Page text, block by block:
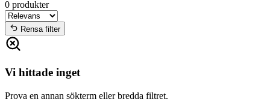
0 produkter
Rensa filter
Vi hittade inget
Prova en annan sökterm eller bredda filtret.